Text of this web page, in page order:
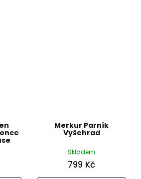
Merkur Parník
Vyšehrad
Skladem
799 Kč